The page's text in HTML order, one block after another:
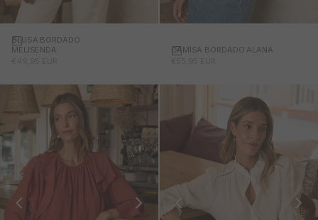
BLUSA BORDADO
MELISENDA
CAMISA BORDADO ALANA